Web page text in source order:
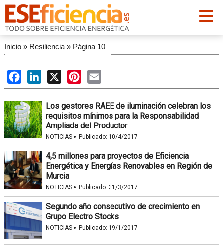
Inicio» Resiliencia» Página 10
FacebookLinkedIn
X PinterestEmail
Los gestores RAEE de iluminación celebran los
requisitos mínimos para la Responsabilidad
Ampliada del Productor
NOTICIAS · Publicado: 10/4/2017
4,5 millones para proyectos de Eficiencia
Energética y Energías Renovables en Región de
Murcia
NOTICIAS · Publicado: 31/3/2017
Segundo año consecutivo de crecimiento en
Grupo Electro Stocks
NOTICIAS · Publicado: 19/1/2017